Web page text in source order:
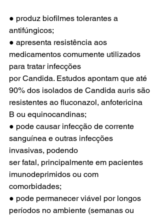
● produz biofilmes tolerantes a
antifúngicos;
● apresenta resistência aos
medicamentos comumente utilizados
para tratar infecções
por Candida. Estudos apontam que até
90% dos isolados de Candida auris são
resistentes ao fluconazol, anfotericina
B ou equinocandinas;
● pode causar infecção de corrente
sanguínea e outras infecções
invasivas, podendo
ser fatal, principalmente em pacientes
imunodeprimidos ou com
comorbidades;
● pode permanecer viável por longos
períodos no ambiente (semanas ou